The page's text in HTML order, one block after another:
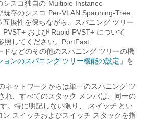
シスコ独自の Multiple Instance
既存のシスコ Per-VLAN Spanning-Tree
互換性を保ちながら、スパニング ツリー
および Rapid PVST+ について
照してください。PortFast、
ドなどのその他のスパニング ツリーの機
ョンのスパニング ツリー機能の設定」 を
ネットワークからは単一のスパニング ツ
れ、すべてのスタック メンバは、同一の
。特に明記しない限り、
スイッチ とい
ン スイッチおよびスイッチ スタックを指